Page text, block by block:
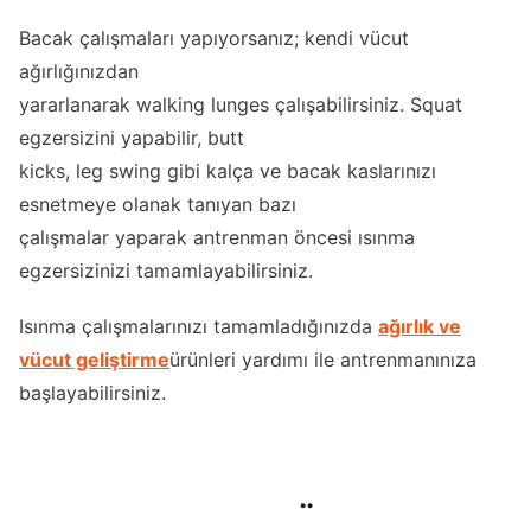
Bacak çalışmaları yapıyorsanız; kendi vücut
ağırlığınızdan
yararlanarak walking lunges çalışabilirsiniz. Squat
egzersizini yapabilir, butt
kicks, leg swing gibi kalça ve bacak kaslarınızı
esnetmeye olanak tanıyan bazı
çalışmalar yaparak antrenman öncesi ısınma
egzersizinizi tamamlayabilirsiniz.
Isınma çalışmalarınızı tamamladığınızda ağırlık ve
vücut geliştirmeürünleri yardımı ile antrenmanınıza
başlayabilirsiniz.